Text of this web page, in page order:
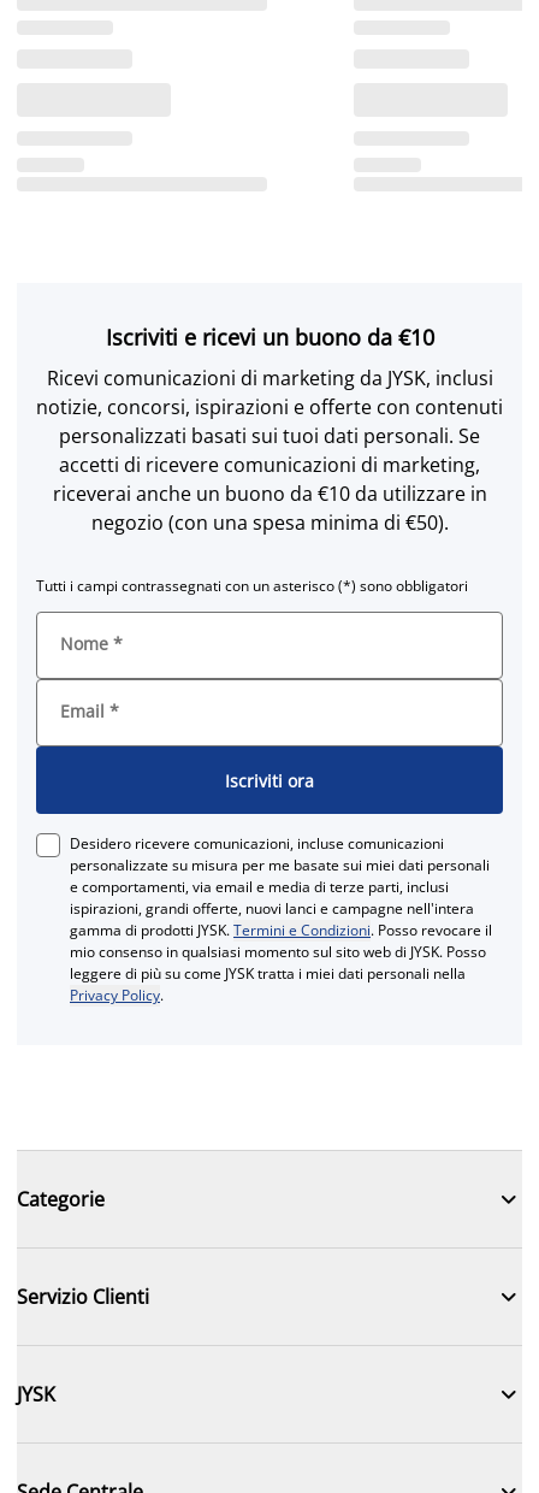
Iscriviti e ricevi un buono da €10
Ricevi comunicazioni di marketing da JYSK, inclusi
notizie, concorsi, ispirazioni e offerte con contenuti
personalizzati basati sui tuoi dati personali. Se
accetti di ricevere comunicazioni di marketing,
riceverai anche un buono da €10 da utilizzare in
negozio (con una spesa minima di €50).
Tutti i campi contrassegnati con un asterisco (*) sono obbligatori
Nome *
Email *
Iscriviti ora
Desidero ricevere comunicazioni, incluse comunicazioni
personalizzate su misura per me basate sui miei dati personali
e comportamenti, via email e media di terze parti, inclusi
ispirazioni, grandi offerte, nuovi lanci e campagne nell'intera
gamma di prodotti JYSK.Termini e Condizioni. Posso revocare il
mio consenso in qualsiasi momento sul sito web di JYSK. Posso
leggere di più su come JYSK tratta i miei dati personali nella
Privacy Policy.
Categorie 
Servizio Clienti 
JYSK 